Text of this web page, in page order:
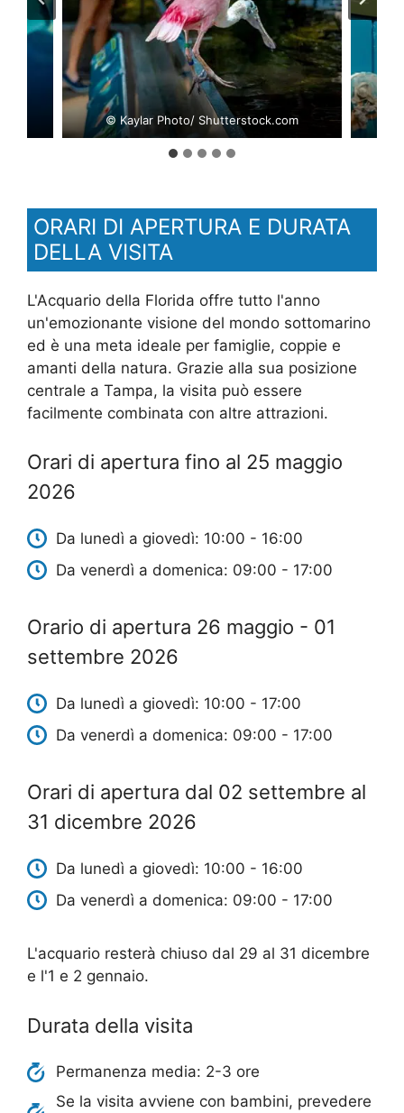
© Kaylar Photo/ Shutterstock.com
ORARI DI APERTURA E DURATA
DELLA VISITA
L'Acquario della Florida offre tutto l'anno
un'emozionante visione del mondo sottomarino
ed è una meta ideale per famiglie, coppie e
amanti della natura. Grazie alla sua posizione
centrale a Tampa, la visita può essere
facilmente combinata con altre attrazioni.
Orari di apertura fino al 25 maggio
2026
Da lunedì a giovedì: 10:00 - 16:00
Da venerdì a domenica: 09:00 - 17:00
Orario di apertura 26 maggio - 01
settembre 2026
Da lunedì a giovedì: 10:00 - 17:00
Da venerdì a domenica: 09:00 - 17:00
Orari di apertura dal 02 settembre al
31 dicembre 2026
Da lunedì a giovedì: 10:00 - 16:00
Da venerdì a domenica: 09:00 - 17:00
L'acquario resterà chiuso dal 29 al 31 dicembre
e l'1 e 2 gennaio.
Durata della visita
Permanenza media: 2-3 ore
Se la visita avviene con bambini, prevedere